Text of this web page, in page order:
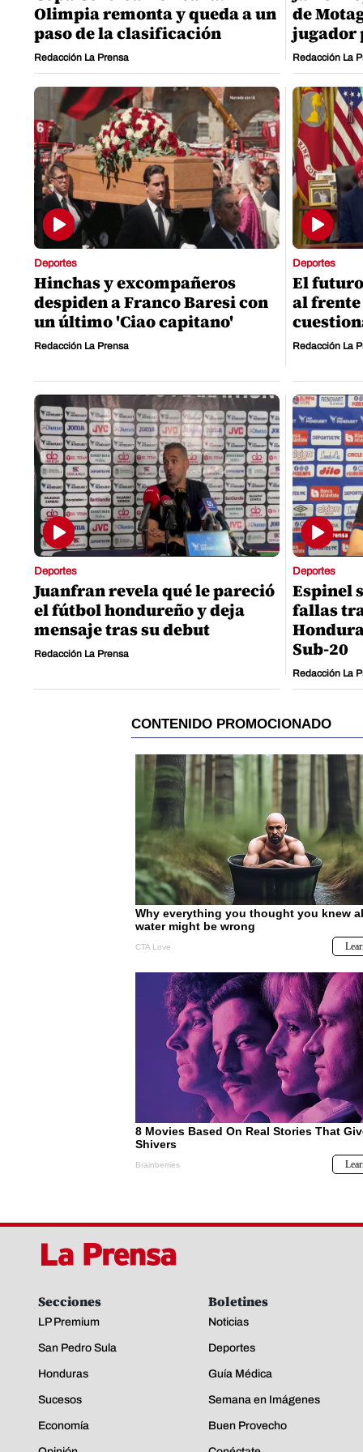
Olimpia remonta y queda a un
paso de la clasificación
Redacción La Prensa
de
jugador
Redacción La
Deportes
Hinchas y excompañeros
despiden a Franco Baresi con
un último 'Ciao capitano'
Redacción La Prensa
Deportes
El
al frente
Redacción La
Deportes
Juanfran revela qué le pareció
el fútbol hondureño y deja
mensaje tras su debut
Redacción La Prensa
Deportes
Espinel
fallas
Sub-20
Redacción La
Secciones
LP Premium
San Pedro Sula
Honduras
Sucesos
Economía
Boletines
Noticias
Deportes
Guía Médica
Semana en Imágenes
Buen Provecho